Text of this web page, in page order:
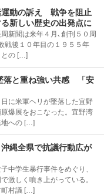
運動の訴え 戦争を阻止
新しい歴史の出発点に
新聞は来年４月､創刊５０周
後１０年目の１９５５年
との […]
と重ね強い共感 「安
に米軍ヘリが墜落した宜野
爆展をおこなった。宜野湾
地への […]
縄全県で抗議行動広が
中学生暴行事件をめぐり、
激しく噴き上がっている。
町村議 […]